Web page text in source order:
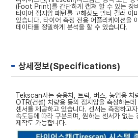
(Foot Print)를 간단하게 캡쳐 할 수 있는 장
타이어 접지압 패턴를 고해상도 멀티 컬러 이
있습니다. 타이어 측정 전용 어플리케이션을
데이타를 정밀하게 분석을 할 수 있습니다.
상세정보(Specifications)
Tekscan사는 승용차, 트럭, 버스, 농업용 차
OTR(건설) 차량용 등의 접지압을 측정하는
센서를 제공하고 있습니다. 센서는 측정하고
속도등에 따라 구분되며, 원하는 센서가 없는
제작도 가능합니다.